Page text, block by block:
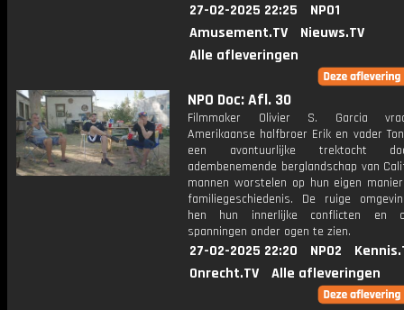
27-02-2025 22:25
NPO1
Amusement.TV
Nieuws.TV
Alle afleveringen
NPO Doc: Afl. 30
Filmmaker Olivier S. Garcia
Amerikaanse halfbroer Erik en vader
een avontuurlijke trektocht
adembenemende berglandschap van
mannen worstelen op hun eigen
familiegeschiedenis. De ruige
hen hun innerlijke conflicten en
spanningen onder ogen te zien.
27-02-2025 22:20 NPO2
Onrecht.TV
Alle afleveringen